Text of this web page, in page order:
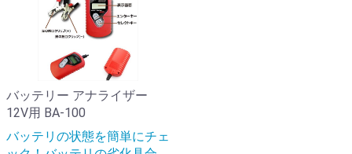
バッテリー アナライザー
12V用 BA-100
バッテリの状態を簡単にチェ